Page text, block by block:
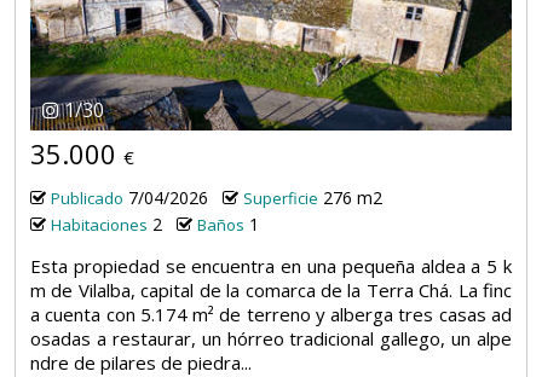
1/30
35.000 €
Publicado 7/04/2026 Superficie 276 m2
Habitaciones 2 Baños 1
Esta propiedad se encuentra en una pequeña aldea a 5 k
m de Vilalba, capital de la comarca de la Terra Chá. La finc
a cuenta con 5.174 m² de terreno y alberga tres casas ad
osadas a restaurar, un hórreo tradicional gallego, un alpe
ndre de pilares de piedra...